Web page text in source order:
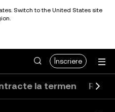
Switch to the United States site
Înscriere
la termen